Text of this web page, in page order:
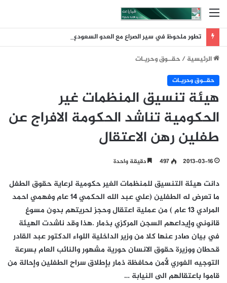
القائمة
الرئيسية/حقــوق وحريـات
حقــوق وحريـات
هيئة تنسيق المنظمات غير
الحكومية تناشد الحكومة الافراج عن
طفلين رهن الاعتقال
2013-03-16
497 دقيقة واحدة
دانت هيئة التنسيق للمنظمات الغير حكومية لرعاية حقوق الطفل
ما تعرض له الطفلين (علي عبد الله الحكمي 14 عام وفهمي احمد
المرادي 13 عام ) من عملية اعتقال وحجز لحريتهم بدون مسوغ
قانوني وإيداعهم السجن المركزي بذمار .هذا وقد ناشدت الهيئة
في بيان صادر عنها كلا من وزير الداخلية اللواء الدكتور عبد القادر
قحطان ووزيرة حقوق الانسان حورية مشهور والنائب العام بسرعة
التوجيه الفوري لأمن محافظة ذمار بإطلاق سراح الطفلين وإحالة من
قاموا باعتقالهم الى النيابة …